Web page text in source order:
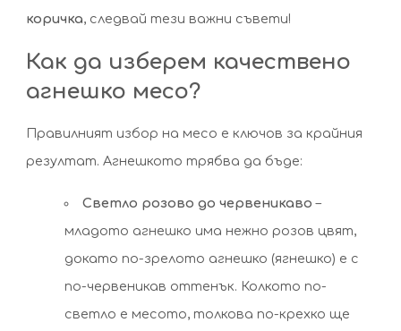
коричка, следвай тези важни съвети!
Как да изберем качествено
агнешко месо?
Правилният избор на месо е ключов за крайния
резултат. Агнешкото трябва да бъде:
Светло розово до червеникаво –
младото агнешко има нежно розов цвят,
докато по-зрелото агнешко (ягнешко) е с
по-червеникав оттенък. Колкото по-
светло е месото, толкова по-крехко ще